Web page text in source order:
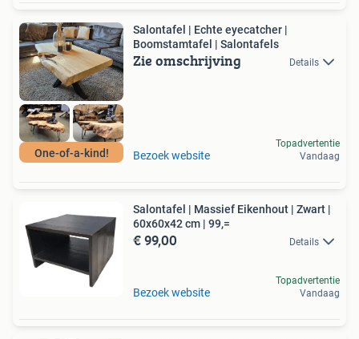
One-of-a-kind!
Salontafel | Echte eyecatcher |
Boomstamtafel | Salontafels
Zie omschrijving Details
Bezoek website
Topadvertentie
Vandaag
Salontafel | Massief Eikenhout | Zwart |
60x60x42 cm | 99,=
€ 99,00 Details
Bezoek website
Topadvertentie
Vandaag